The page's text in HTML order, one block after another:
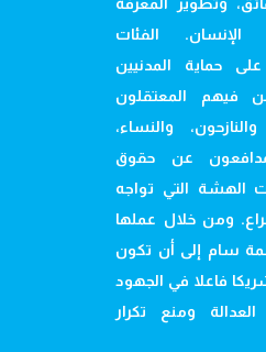
الإنسان. الفئات
حماية المدنيين
فيهم المعتقلون
والنساء،
عن حقوق
الهشة التي تواجه
ومن خلال عملها
سام إلى أن تكون
فاعلا في الجهود
ومنع تكرار